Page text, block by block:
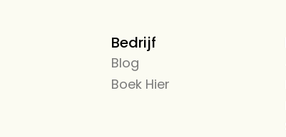
Bedrijf
Blog
Boek Hier